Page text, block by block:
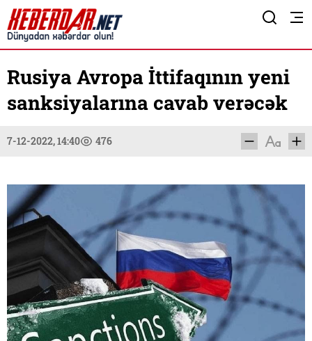
Rusiya Avropa İttifaqının yeni
sanksiyalarına cavab verəcək
7-12-2022, 14:40 476